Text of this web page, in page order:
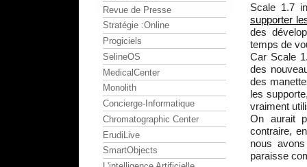
Scale 1.7
supporter
des
temps de
Car Scale
des
des
les
vraiment
On aurait
contraire,
nous
paraisse
Revue de Presse
Stratégie :Online
Progiciels
SelineOS
MedicalCenter
Monolith
Concierge-Informatique
Chromatographic Center
ErudiLive
SmartObjects